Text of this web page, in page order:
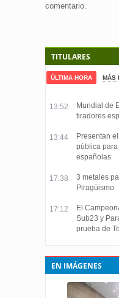
comentario.
TITULARES
ÚLTIMA HORA MÁS
13:52
Mundial de
tiradores
13:44
Presentan
pública
españolas
17:38
3 metales
Piragüismo
17:12
El
Sub23 y
prueba de
EN IMÁGENES